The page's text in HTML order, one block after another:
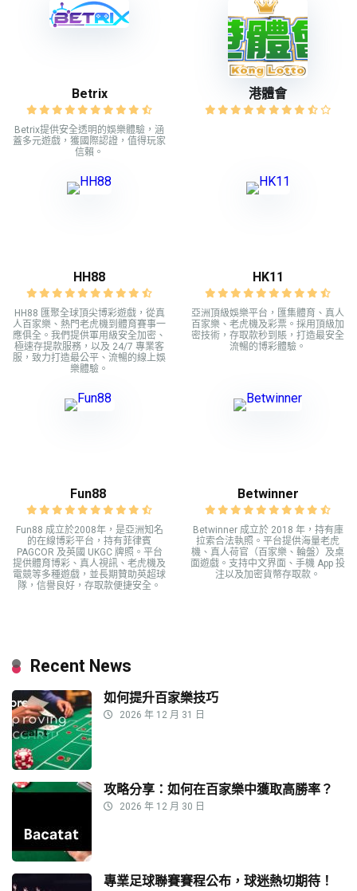
Betrix
Betrix提供安全透明的娛樂體驗，涵
蓋多元遊戲，獲國際認證，值得玩家
信賴。
港體會
HH88
HH88 匯聚全球頂尖博彩遊戲，從真
人百家樂、熱門老虎機到體育賽事一
應俱全。我們提供軍用級安全加密、
極速存提款服務，以及 24/7 專業客
服，致力打造最公平、流暢的線上娛
樂體驗。
HK11
亞洲頂級娛樂平台，匯集體育、真人
百家樂、老虎機及彩票。採用頂級加
密技術，存取款秒到賬，打造最安全
流暢的博彩體驗。
Fun88
Fun88 成立於2008年，是亞洲知名
的在線博彩平台，持有菲律賓
PAGCOR 及英國 UKGC 牌照。平台
提供體育博彩、真人視訊、老虎機及
電競等多種遊戲，並長期贊助英超球
隊，信譽良好，存取款便捷安全。
Betwinner
Betwinner 成立於 2018 年，持有庫
拉索合法執照。平台提供海量老虎
機、真人荷官（百家樂、輪盤）及桌
面遊戲。支持中文界面、手機 App 投
注以及加密貨幣存取款。
Recent News
如何提升百家樂技巧
2026 年 12 月 31 日
攻略分享：如何在百家樂中獲取高勝率？
2026 年 12 月 30 日
專業足球聯賽賽程公布，球迷熱切期待！